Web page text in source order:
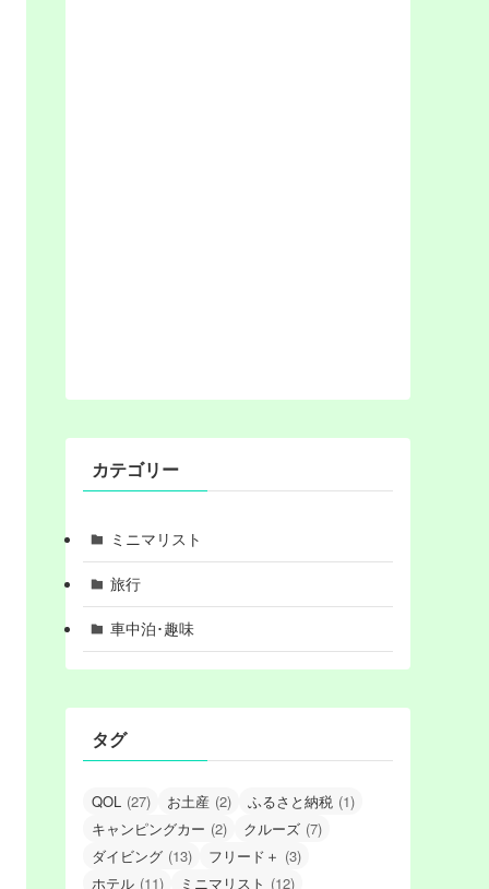
カテゴリー
ミニマリスト
旅行
車中泊･趣味
タグ
QOL (27) お土産 (2) ふるさと納税 (1)
キャンピングカー (2) クルーズ (7)
ダイビング (13) フリード＋ (3)
ホテル (11) ミニマリスト (12)